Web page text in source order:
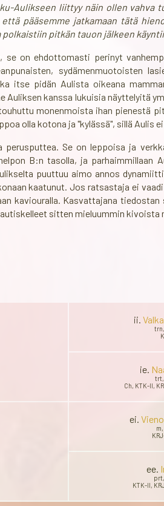
Aulikseen liittyy näin ollen
pääsemme jatkamaan tätä
pitkän tauon jälkeen
se on ehdottomasti perinyt
sydämenmuotoisten
itse pidän Aulista oikeana
Auliksen kanssa lukuisia näyttelyitä
monenmoista ihan pienestä
olla kotona ja "kylässä", sillä Aulis
perusputtea. Se on leppoisa ja
B:n tasolla, ja
puuttuu aimo annos
kaatunut. Jos ratsastaja ei
kaviouralla. Kasvattajana
sitten mieluummin
ii.
ie.
trt,
Ch, KTK-II,
ei.
ee.
KTK-II,